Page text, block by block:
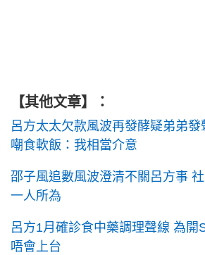
【其他文章】：
呂方太太欠款風波再發酵疑弟弟
嘲食軟飯：我相當介意
邵子風追數風波澄清不關呂方事
一人所為
呂方1月確診食中藥調理聲線 為開
唔會上台